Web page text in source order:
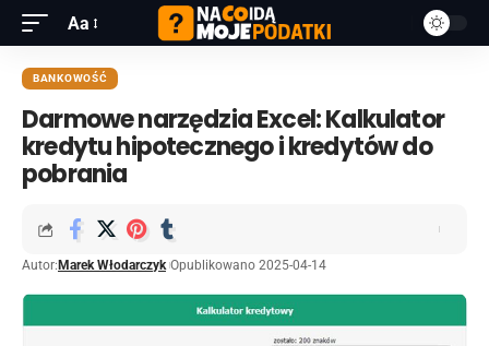
Aa
BANKOWOŚĆ
Darmowe narzędzia Excel: Kalkulator
kredytu hipotecznego i kredytów do
pobrania
Autor: Marek Włodarczyk Opublikowano 2025-04-14